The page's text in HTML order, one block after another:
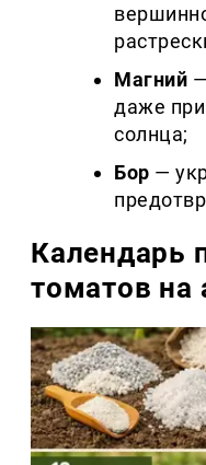
Магний
даже
солнца;
Бор —
Календарь
томатов на